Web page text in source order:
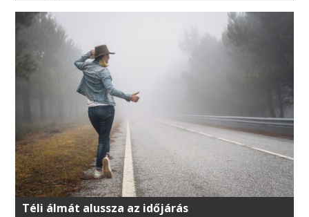
Téli álmát alussza az időjárás